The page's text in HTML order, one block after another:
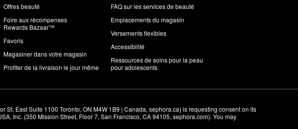
Offres beauté
Foire aux récompenses
Rewards Bazaar™
Favoris
Magasiner dans votre magasin
Profiter de la livraison le jour même
FAQ sur les services de beauté
Emplacements du magasin
Versements flexibles
Accessibilité
Ressources de soins pour la peau
pour adolescents
St. East Suite 1100 Toronto, ON M4W 1B9 | Canada, sephora.ca) is requesting consent on its
Inc. (350 Mission Street, Floor 7, San Francisco, CA 94105, sephora.com). You may